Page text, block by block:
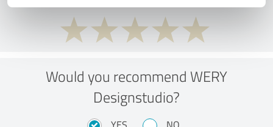
Would you recommend WERY
Designstudio?